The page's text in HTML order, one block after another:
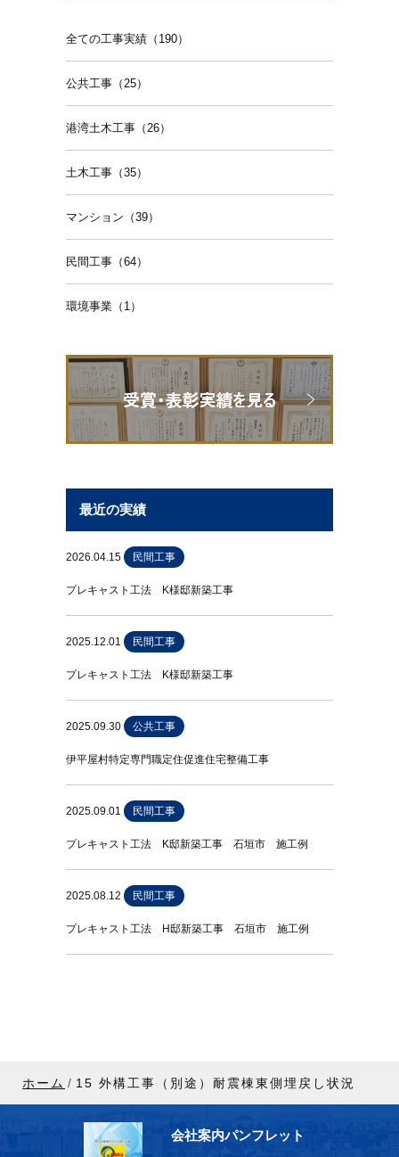
全ての工事実績（190）
公共工事（25）
港湾土木工事（26）
土木工事（35）
マンション（39）
民間工事（64）
環境事業（1）
最近の実績
2026.04.15 民間工事
プレキャスト工法 K様邸新築工事
2025.12.01 民間工事
プレキャスト工法 K様邸新築工事
2025.09.30 公共工事
伊平屋村特定専門職定住促進住宅整備工事
2025.09.01 民間工事
プレキャスト工法 K邸新築工事 石垣市 施工例
2025.08.12 民間工事
プレキャスト工法 H邸新築工事 石垣市 施工例
ホーム 15 外構工事（別途）耐震棟東側埋戻し状況
会社案内パンフレット